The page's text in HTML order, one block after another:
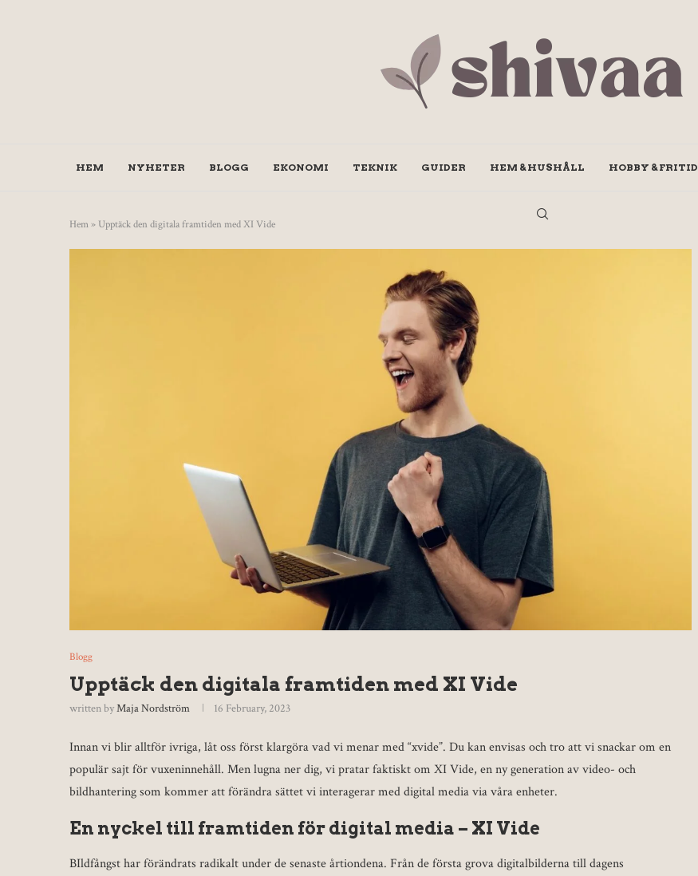
HEM NYHETER BLOGG EKONOMI TEKNIK GUIDER HEM & HUSHÅLL HOBBY & FRITID
Hem» Upptäck den digitala framtiden med XI Vide
Blogg
Upptäck den digitala framtiden med XI Vide
written byMaja Nordström 16 February, 2023
Innan vi blir alltför ivriga, låt oss först klargöra vad vi menar med “xvide”. Du kan envisas och tro att vi snackar om en
populär sajt för vuxeninnehåll. Men lugna ner dig, vi pratar faktiskt om XI Vide, en ny generation av video- och
bildhantering som kommer att förändra sättet vi interagerar med digital media via våra enheter.
En nyckel till framtiden för digital media – XI Vide
BIldfångst har förändrats radikalt under de senaste årtiondena. Från de första grova digitalbilderna till dagens